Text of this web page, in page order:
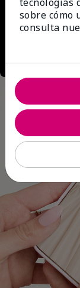
sobre cómo
consulta